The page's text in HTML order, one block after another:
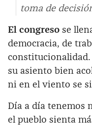
toma de
El congreso se
democracia, de
constitucionalidad.
su asiento bien
ni en el viento se
Día a día tenemos
el pueblo sienta